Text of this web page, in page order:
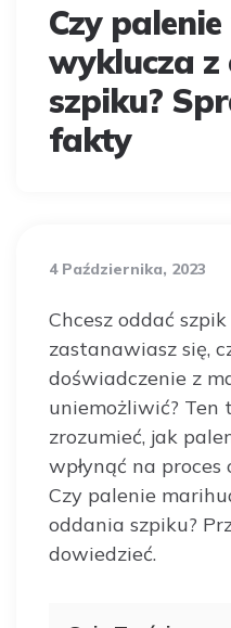
Czy
wyklucza
szpiku?
fakty
4 Października, 2023
Chcesz oddać
zastanawiasz się,
doświadczenie z
uniemożliwić? Ten
zrozumieć, jak
wpłynąć na
Czy palenie
oddania szpiku?
dowiedzieć.